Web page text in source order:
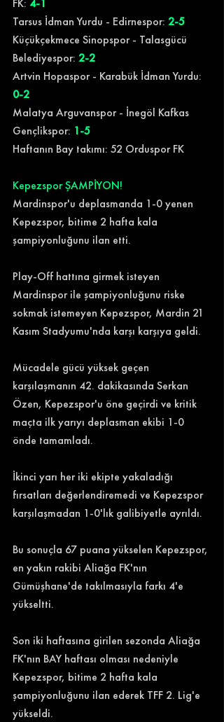
FK: 4-1
Tarsus İdman Yurdu - Edirnespor: 2-5
Küçükçekmece Sinopspor - Talasgücü
Belediyespor: 2-2
Artvin Hopaspor - Karabük İdman Yurdu:
0-2
Malatya Arguvanspor - İnegöl Kafkas
Gençlikspor: 1-5
Haftanın Bay takımı: 52 Orduspor FK
Kepezspor ŞAMPİYON!
Mardinspor'u deplasmanda 1-0 yenen
Kepezspor, bitime 2 hafta kala
şampiyonluğunu ilan etti.
Play-Off hattına girmek isteyen
Mardinspor ile şampiyonluğunu riske
sokmak istemeyen Kepezspor, Mardin 21
Kasım Stadyumu'nda karşı karşıya geldi.
Mücadele gücü yüksek geçen
karşılaşmanın 42. dakikasında Serkan
Özen, Kepezspor'u öne geçirdi ve kritik
maçta ilk yarıyı deplasman ekibi 1-0
önde tamamladı.
İkinci yarı her iki ekipte yakaladığı
fırsatları değerlendiremedi ve Kepezspor
karşılaşmadan 1-0'lık galibiyetle ayrıldı.
Bu sonuçla 67 puana yükselen Kepezspor,
en yakın rakibi Aliağa FK'nın
Gümüşhane'de takılmasıyla farkı 4'e
yükseltti.
Son iki haftasına girilen sezonda Aliağa
FK'nın BAY haftası olması nedeniyle
Kepezspor, bitime 2 hafta kala
şampiyonluğunu ilan ederek TFF 2. Lig'e
yükseldi.